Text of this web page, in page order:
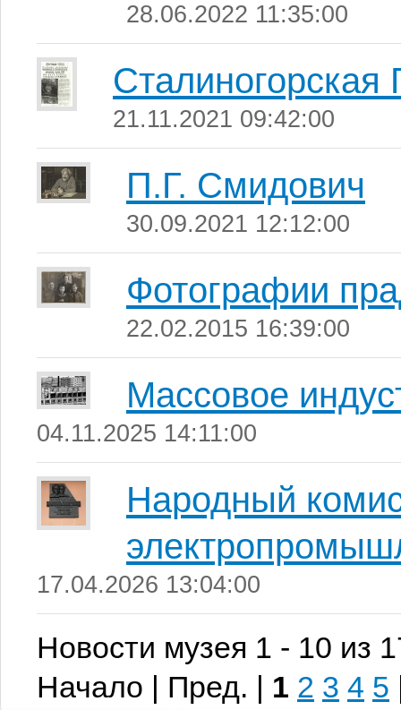
28.06.2022 11:35:00
21.11.2021 09:42:00
П.Г. Смидович
30.09.2021 12:12:00
Фотографии
22.02.2015 16:39:00
Массовое
04.11.2025 14:11:00
Народный
17.04.2026 13:04:00
Новости музея 1 - 10 из
Начало | Пред. | 1 2 3 4 5